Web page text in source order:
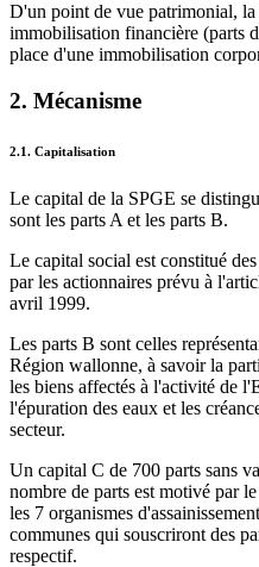
D'un point de vue patrimonial,
immobilisation financière (parts
place d'une immobilisation
2. Mécanisme
2.1. Capitalisation
Le capital de la SPGE se
sont les parts A et les parts B.
Le capital social est constitué
par les actionnaires prévu à
avril 1999.
Les parts B sont celles
Région wallonne, à savoir la
les biens affectés à l'activité de
l'épuration des eaux et les
secteur.
Un capital C de 700 parts sans
nombre de parts est motivé par
les 7 organismes
communes qui souscriront des
respectif.